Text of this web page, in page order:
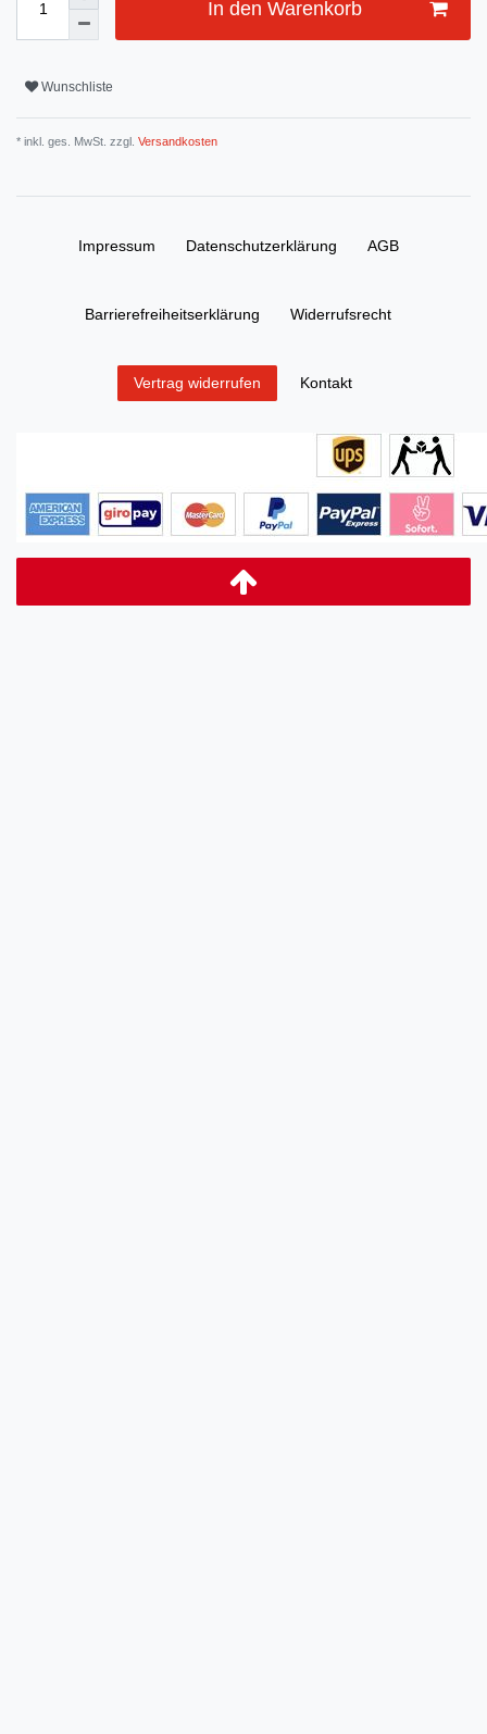
In den Warenkorb
Wunschliste
* inkl. ges. MwSt. zzgl. Versandkosten
Impressum Daten­schutz­erklärung AGB
Barrierefreiheitserklärung Widerrufs­recht
Vertrag widerrufen Kontakt